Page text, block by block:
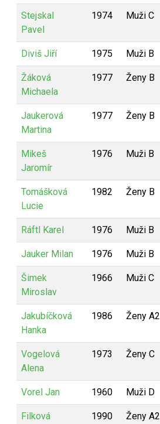
Stejskal
Pavel
1974 Muži C
Diviš Jiří 1975 Muži B
Žáková
Michaela
1977 Ženy B
Jaukerová
Martina
1977 Ženy B
Mikeš
Jaromír
1976 Muži B
Tomášková
Lucie
1982 Ženy B
Ráftl Karel 1976 Muži B
Jauker Milan 1976 Muži B
Šimek
Miroslav
1966 Muži C
Jakubíčková
Hanka
1986 Ženy A2
Vogelová
Alena
1973 Ženy C
Vorel Jan 1960 Muži D
Filková
1990 Ženy A2